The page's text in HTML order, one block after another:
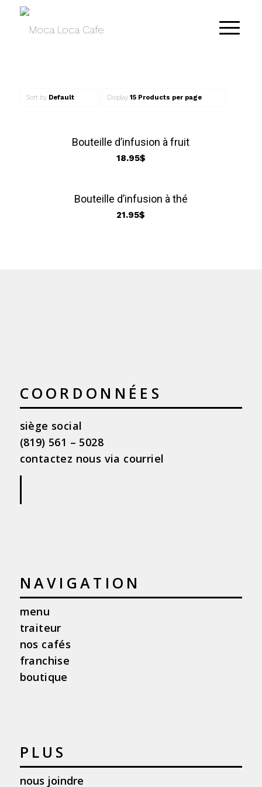
Sort by Default Display 15 Products per page
Bouteille d’infusion à fruit
18.95$
Bouteille d’infusion à thé
21.95$
COORDONNÉES
siège social
(819) 561 – 5028
contactez nous via courriel
NAVIGATION
menu
traiteur
nos cafés
franchise
boutique
PLUS
nous joindre